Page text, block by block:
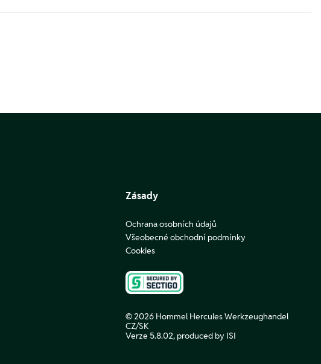
Zásady
Ochrana osobních údajů
Všeobecné obchodní podmínky
Cookies
© 2026 Hommel Hercules Werkzeughandel
CZ/SK
Verze 5.8.02, produced by ISI